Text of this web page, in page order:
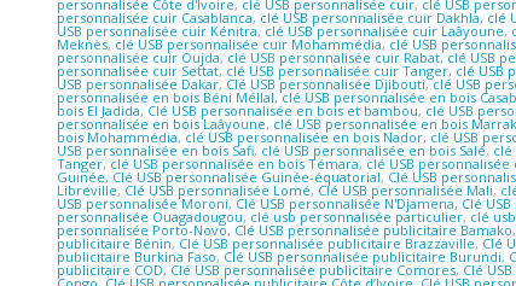
personnalisée Côte d'Ivoire, clé USB personnalisée cuir, clé USB
personnalisée cuir Casablanca, clé USB personnalisée cuir Dakhla, clé
USB personnalisée cuir Kénitra, clé USB personnalisée cuir Laâyoune,
Meknès, clé USB personnalisée cuir Mohammédia, clé USB
personnalisée cuir Oujda, clé USB personnalisée cuir Rabat, clé USB
personnalisée cuir Settat, clé USB personnalisée cuir Tanger, clé USB
USB personnalisée Dakar, Clé USB personnalisée Djibouti,clé USB
personnalisée en bois Béni Méllal,clé USB personnalisée en bois
bois El Jadida, Clé USB personnalisée en bois et bambou, clé USB
personnalisée en bois Laâyoune, clé USB personnalisée en bois
bois Mohammédia, clé USB personnalisée en bois Nador, clé USB
USB personnalisée en bois Safi, clé USB personnalisée en bois Salé, clé
Tanger, clé USB personnalisée en bois Témara, clé USB
Guinée, Clé USB personnalisée Guinée-équatorial, Clé USB
Libreville, Clé USB personnalisée Lomé, Clé USB personnalisée Mali,
USB personnalisée Moroni, Clé USB personnalisée N'Djamena, Clé
personnalisée Ouagadougou, clé usb personnalisée particulier, clé
personnalisée Porto-Novo, Clé USB personnalisée publicitaire Bamako,
publicitaire Bénin, Clé USB personnalisée publicitaire Brazzaville, Clé
publicitaire Burkina Faso, Clé USB personnalisée publicitaire Burundi,
publicitaire COD, Clé USB personnalisée publicitaire Comores, Clé